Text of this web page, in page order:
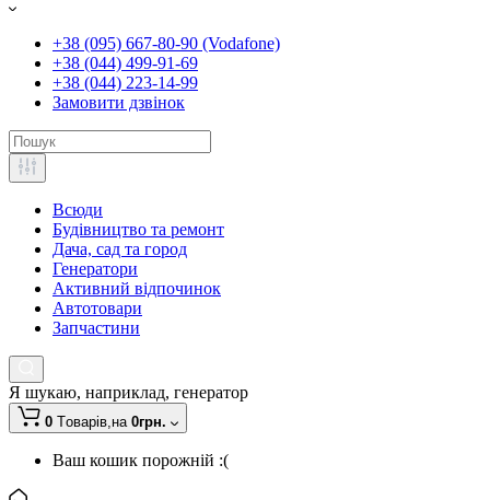
+38 (095) 667-80-90 (Vodafone)
+38 (044) 499-91-69
+38 (044) 223-14-99
Замовити дзвінок
Всюди
Будівництво та ремонт
Дача, сад та город
Генератори
Активний відпочинок
Автотовари
Запчастини
Я шукаю, наприклад, генератор
0 Tоварів,на 0грн.
Ваш кошик порожній :(